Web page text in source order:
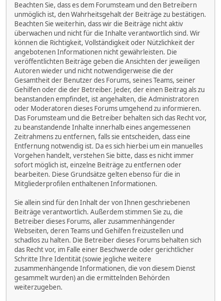
Beachten Sie, dass es dem Forumsteam und den Betreibern
unmöglich ist, den Wahrheitsgehalt der Beiträge zu bestätigen.
Beachten Sie weiterhin, dass wir die Beiträge nicht aktiv
überwachen und nicht für die Inhalte verantwortlich sind. Wir
können die Richtigkeit, Vollständigkeit oder Nützlichkeit der
angebotenen Informationen nicht gewährleisten. Die
veröffentlichten Beiträge geben die Ansichten der jeweiligen
Autoren wieder und nicht notwendigerweise die der
Gesamtheit der Benutzer des Forums, seines Teams, seiner
Gehilfen oder die der Betreiber. Jeder, der einen Beitrag als zu
beanstanden empfindet, ist angehalten, die Administratoren
oder Moderatoren dieses Forums umgehend zu informieren.
Das Forumsteam und die Betreiber behalten sich das Recht vor,
zu beanstandende Inhalte innerhalb eines angemessenen
Zeitrahmens zu entfernen, falls sie entscheiden, dass eine
Entfernung notwendig ist. Da es sich hierbei um ein manuelles
Vorgehen handelt, verstehen Sie bitte, dass es nicht immer
sofort möglich ist, einzelne Beiträge zu entfernen oder
bearbeiten. Diese Grundsätze gelten ebenso für die in
Mitgliederprofilen enthaltenen Informationen.
Sie allein sind für den Inhalt der von Ihnen geschriebenen
Beiträge verantwortlich. Außerdem stimmen Sie zu, die
Betreiber dieses Forums, aller zusammenhängender
Webseiten, deren Teams und Gehilfen freizustellen und
schadlos zu halten. Die Betreiber dieses Forums behalten sich
das Recht vor, im Falle einer Beschwerde oder gerichtlicher
Schritte Ihre Identität (sowie jegliche weitere
zusammenhängende Informationen, die von diesem Dienst
gesammelt wurden) an die ermittelnden Behörden
weiterzugeben.